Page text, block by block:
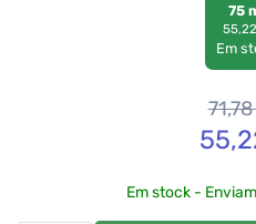
75
Em
71,78
Em stock -